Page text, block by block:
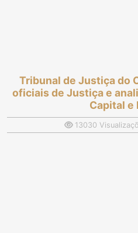
Tribunal de Justiça do
oficiais de Justiça e
Capital e
13030